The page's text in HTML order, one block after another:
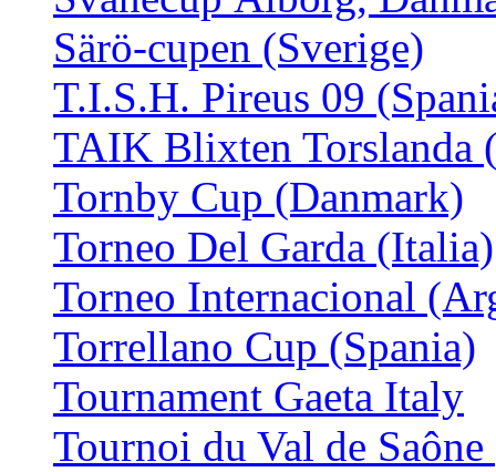
Särö-cupen (Sverige)
T.I.S.H. Pireus 09
TAIK Blixten Torslanda
Tornby Cup (Danmark)
Torneo Del Garda (Italia)
Torneo Internacional
Torrellano Cup (Spania)
Tournament Gaeta Italy
Tournoi du Val de